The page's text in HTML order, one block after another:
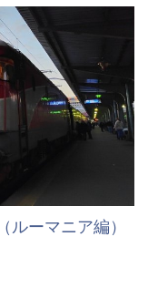
ルーマニア編）